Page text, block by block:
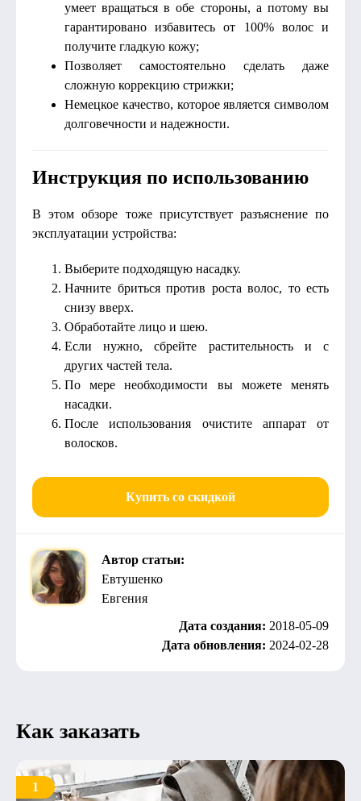
умеет вращаться в обе стороны, а потому вы
гарантировано избавитесь от 100% волос и
получите гладкую кожу;
Позволяет самостоятельно сделать даже
сложную коррекцию стрижки;
Немецкое качество, которое является символом
долговечности и надежности.
Инструкция по использованию
В этом обзоре тоже присутствует разъяснение по
эксплуатации устройства:
Выберите подходящую насадку.
Начните бриться против роста волос, то есть
снизу вверх.
Обработайте лицо и шею.
Если нужно, сбрейте растительность и с
других частей тела.
По мере необходимости вы можете менять
насадки.
После использования очистите аппарат от
волосков.
Купить со скидкой
Автор статьи:
Евтушенко
Евгения
Дата создания: 2018-05-09
Дата обновления: 2024-02-28
Как заказать
1